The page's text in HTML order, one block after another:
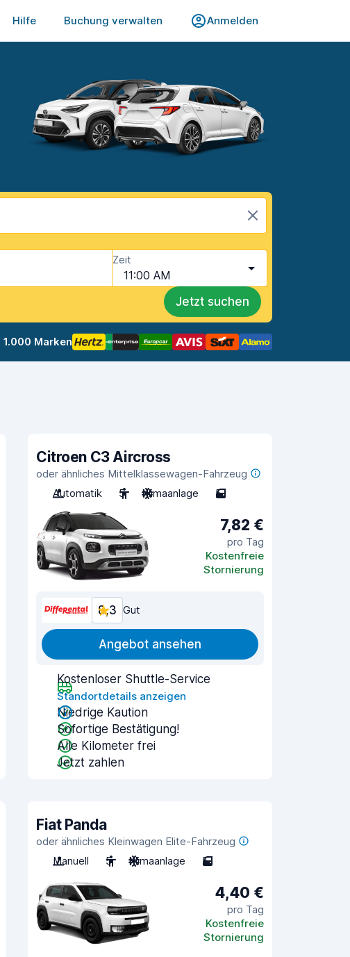
Hilfe Buchung verwalten Anmelden
Zeit
11:00 AM
Jetzt suchen
1.000 Marken
Citroen C3 Aircross
oder ähnliches Mittelklassewagen-Fahrzeug
Automatik
5 Klimaanlage 5
7,82 €
pro Tag
Kostenfreie
Stornierung
8,3 Gut
Angebot ansehen
Kostenloser Shuttle-Service
Standortdetails anzeigen
Niedrige Kaution
Sofortige Bestätigung!
Alle Kilometer frei
Jetzt zahlen
Fiat Panda
oder ähnliches Kleinwagen Elite-Fahrzeug
Manuell
5 Klimaanlage 5
4,40 €
pro Tag
Kostenfreie
Stornierung